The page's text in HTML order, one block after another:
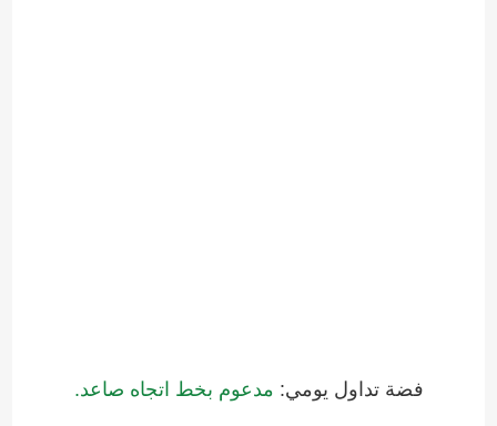
فضة تداول يومي: مدعوم بخط اتجاه صاعد.